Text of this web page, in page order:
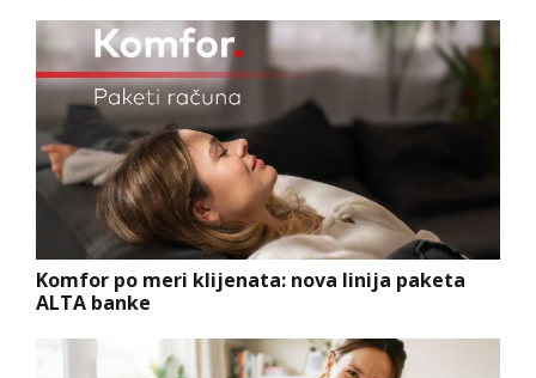
Komfor po meri klijenata: nova linija paketa
ALTA banke